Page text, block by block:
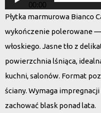
00:00
Płytka marmurowa Bianco
wykończenie polerowane
włoskiego. Jasne tło z
powierzchnia lśniąca,
kuchni, salonów. Format
ściany. Wymaga
zachować blask ponad lata.